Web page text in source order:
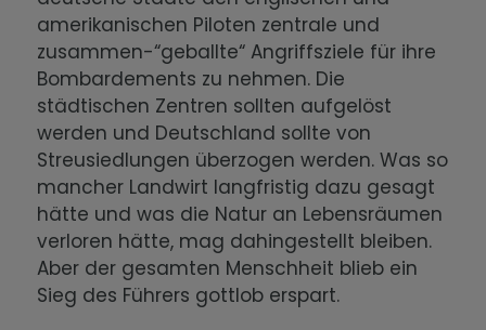
amerikanischen Piloten zentrale und
zusammen-“geballte“ Angriffsziele für ihre
Bombardements zu nehmen. Die
städtischen Zentren sollten aufgelöst
werden und Deutschland sollte von
Streusiedlungen überzogen werden. Was so
mancher Landwirt langfristig dazu gesagt
hätte und was die Natur an Lebensräumen
verloren hätte, mag dahingestellt bleiben.
Aber der gesamten Menschheit blieb ein
Sieg des Führers gottlob erspart.